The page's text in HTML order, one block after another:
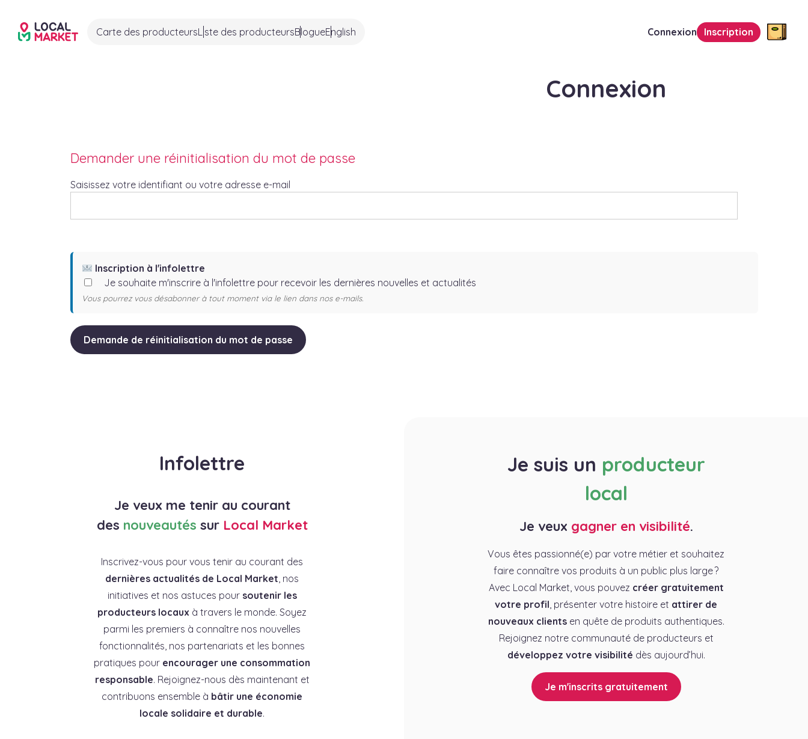
Carte des producteursListe des producteursBlogueEnglish Connexion Inscription
Connexion
Demander une réinitialisation du mot de passe
Saisissez votre identifiant ou votre adresse e-mail
Inscription à l'infolettre
Je souhaite m'inscrire à l'infolettre pour recevoir les dernières nouvelles et actualités
Vous pourrez vous désabonner à tout moment via le lien dans nos e-mails.
Infolettre
Je veux me tenir au courant
des nouveautés sur Local Market
Inscrivez-vous pour vous tenir au courant des
dernières actualités de Local Market , nos
initiatives et nos astuces pour soutenir les
producteurs locaux à travers le monde. Soyez
parmi les premiers à connaître nos nouvelles
fonctionnalités, nos partenariats et les bonnes
pratiques pour encourager une consommation
responsable. Rejoignez-nous dès maintenant et
contribuons ensemble à bâtir une économie
locale solidaire et durable.
Je suis un producteur
local
Je veux gagner en visibilité.
Vous êtes passionné(e) par votre métier et souhaitez
faire connaître vos produits à un public plus large ?
Avec Local Market, vous pouvez créer gratuitement
votre profil, présenter votre histoire et attirer de
nouveaux clientsen quête de produits authentiques.
Rejoignez notre communauté de producteurs et
développez votre visibilité dès aujourd’hui.
Je m'inscrits gratuitement